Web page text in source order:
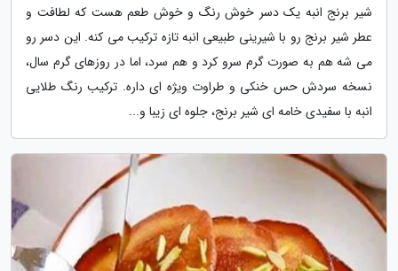
شیر برنج انبه یک دسر خوش رنگ و خوش طعم هست که لطافت و
عطر شیر برنج رو با شیرینی طبیعی انبه تازه ترکیب می کنه. این دسر رو
می شه هم به صورت گرم سرو کرد و هم سرد، اما در روزهای گرم سال،
نسخه سردش حس خنکی و طراوت ویژه ای داره. ترکیب رنگ طلایی
انبه با سفیدی خامه ای شیر برنج، جلوه ای زیبا و...